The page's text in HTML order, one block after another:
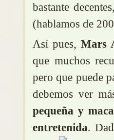
bastante
(hablamos de
Así pues, Mars
que muchos
pero que puede
debemos ver
pequeña y
entretenida.